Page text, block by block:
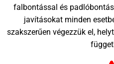
falbontással és
javításokat minden
szakszerűen végezzük el,